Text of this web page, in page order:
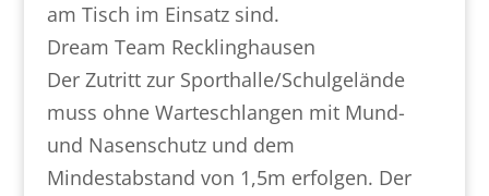
am Tisch im Einsatz sind.
Dream Team Recklinghausen
Der Zutritt zur Sporthalle/Schulgelände
muss ohne Warteschlangen mit Mund-
und Nasenschutz und dem
Mindestabstand von 1,5m erfolgen. Der